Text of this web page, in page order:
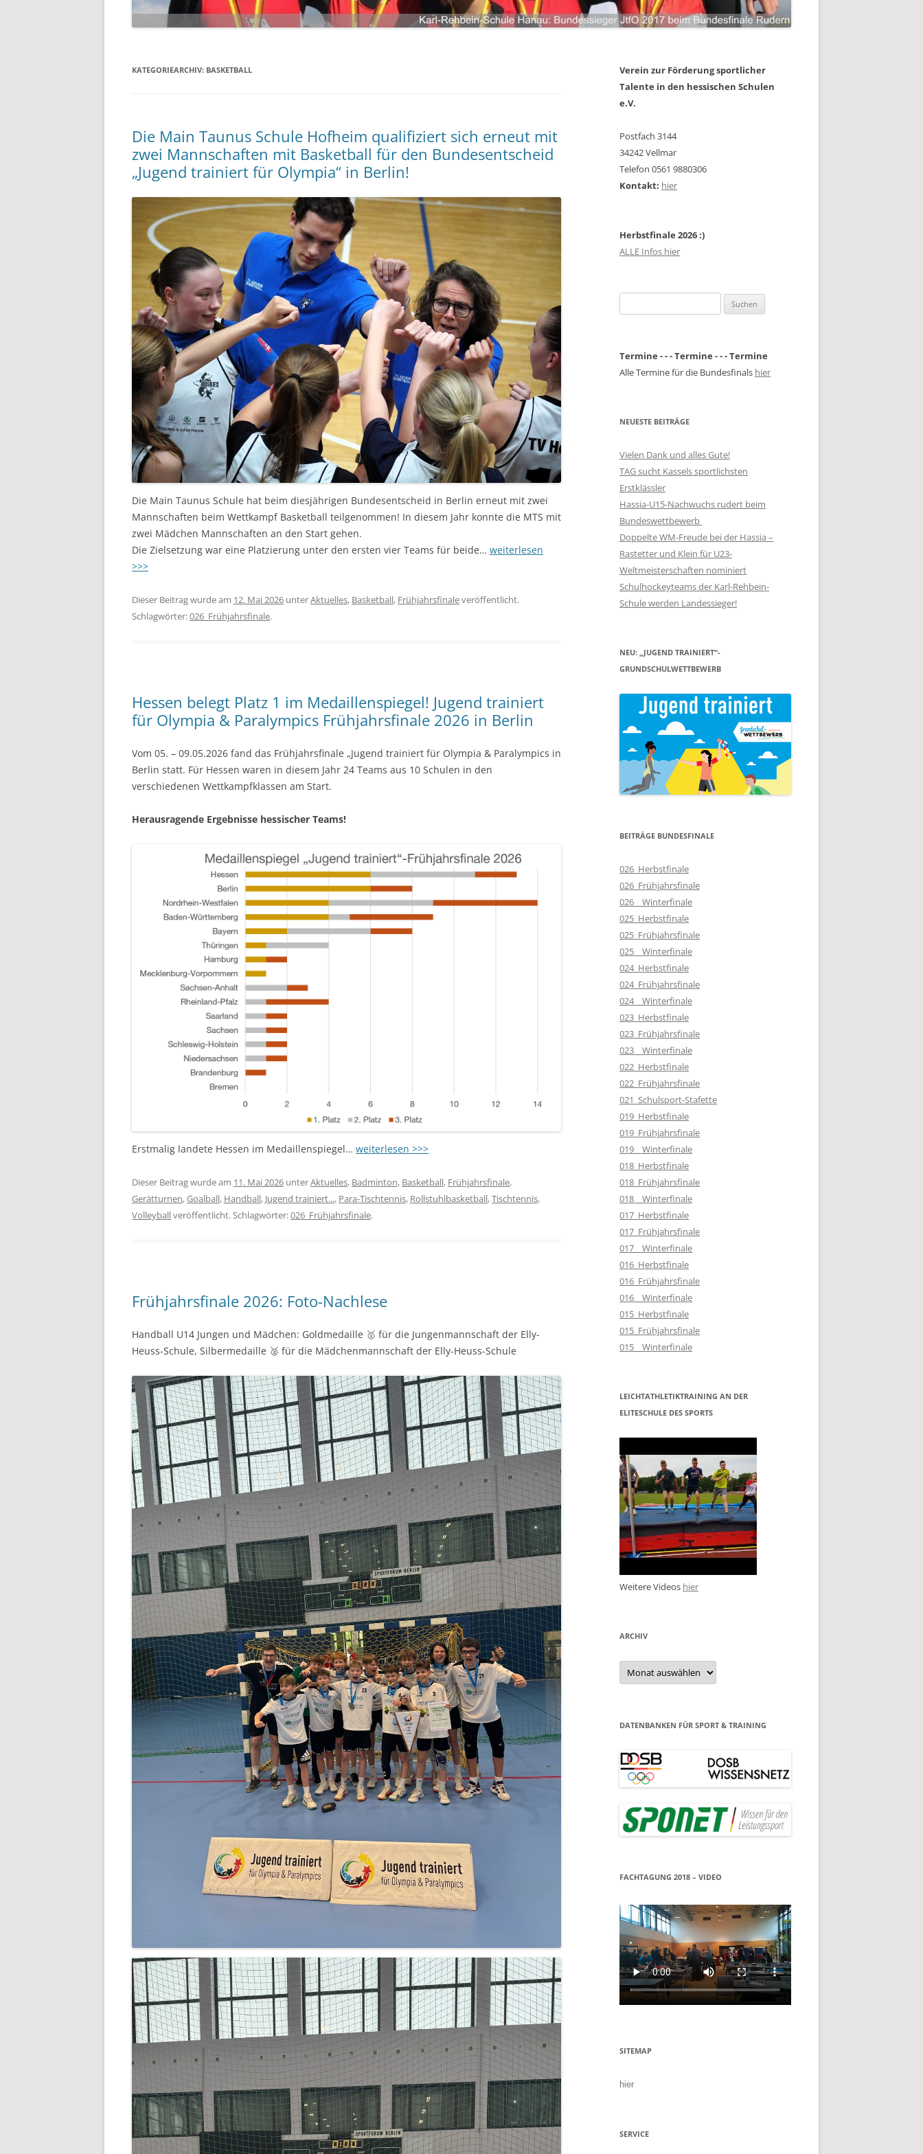
LANDKREIS FULDA
LANDKREIS LIMBURG-WEILBURG
LANDESHAUPTSTADT WIESBADEN
ODENWALDKREIS
LANDKREIS BERGSTRASSE
ANMELDEN
KATEGORIEARCHIV: BASKETBALL
Die Main Taunus Schule Hofheim qualifiziert sich erneut mit
zwei Mannschaften mit Basketball für den Bundesentscheid
„Jugend trainiert für Olympia“ in Berlin!
Die Main Taunus Schule hat beim diesjährigen Bundesentscheid in Berlin erneut mit zwei
Mannschaften beim Wettkampf Basketball teilgenommen! In diesem Jahr konnte die MTS mit
zwei Mädchen Mannschaften an den Start gehen.
Die Zielsetzung war eine Platzierung unter den ersten vier Teams für beide… weiterlesen
>>>
Dieser Beitrag wurde am 12. Mai 2026 unterAktuelles, Basketball, Frühjahrsfinaleveröffentlicht.
Schlagwörter:026_Frühjahrsfinale.
Hessen belegt Platz 1 im Medaillenspiegel! Jugend trainiert
für Olympia & Paralympics Frühjahrsfinale 2026 in Berlin
Vom 05. – 09.05.2026 fand das Frühjahrsfinale „Jugend trainiert für Olympia & Paralympics in
Berlin statt. Für Hessen waren in diesem Jahr 24 Teams aus 10 Schulen in den
verschiedenen Wettkampfklassen am Start.
Herausragende Ergebnisse hessischer Teams!
Erstmalig landete Hessen im Medaillenspiegel… weiterlesen >>>
Dieser Beitrag wurde am 11. Mai 2026 unterAktuelles, Badminton, Basketball, Frühjahrsfinale,
Gerätturnen,Goalball, Handball, Jugend trainiert..., Para-Tischtennis, Rollstuhlbasketball,Tischtennis,
Volleyballveröffentlicht. Schlagwörter:026_Frühjahrsfinale.
Frühjahrsfinale 2026: Foto-Nachlese
Handball U14 Jungen und Mädchen: Goldmedaille 🥇 für die Jungenmannschaft der Elly-
Heuss-Schule, Silbermedaille 🥈 für die Mädchenmannschaft der Elly-Heuss-Schule
Verein zur Förderung sportlicher
Talente in den hessischen Schulen
e.V.
Postfach 3144
34242 Vellmar
Telefon 0561 9880306
Kontakt: hier
Herbstfinale 2026 :)
ALLE Infos hier
nach:
Termine - - - Termine - - - Termine
Alle Termine für die Bundesfinals hier
NEUESTE BEITRÄGE
Vielen Dank und alles Gute!
TAG sucht Kassels sportlichsten
Erstklässler
Hassia-U15-Nachwuchs rudert beim
Bundeswettbewerb
Doppelte WM-Freude bei der Hassia –
Rastetter und Klein für U23-
Weltmeisterschaften nominiert
Schulhockeyteams der Karl-Rehbein-
Schule werden Landessieger!
NEU: „JUGEND TRAINIERT“-
GRUNDSCHULWETTBEWERB
BEITRÄGE BUNDESFINALE
026_Herbstfinale
026_Frühjahrsfinale
026__Winterfinale
025_Herbstfinale
025_Frühjahrsfinale
025__Winterfinale
024_Herbstfinale
024_Frühjahrsfinale
024__Winterfinale
023_Herbstfinale
023_Frühjahrsfinale
023__Winterfinale
022_Herbstfinale
022_Frühjahrsfinale
021_Schulsport-Stafette
019_Herbstfinale
019_Frühjahrsfinale
019__Winterfinale
018_Herbstfinale
018_Frühjahrsfinale
018__Winterfinale
017_Herbstfinale
017_Frühjahrsfinale
017__Winterfinale
016_Herbstfinale
016_Frühjahrsfinale
016__Winterfinale
015_Herbstfinale
015_Frühjahrsfinale
015__Winterfinale
LEICHTATHLETIKTRAINING AN DER
ELITESCHULE DES SPORTS
Weitere Videos hier
ARCHIV
Archiv
DATENBANKEN FÜR SPORT & TRAINING
FACHTAGUNG 2018 – VIDEO
SITEMAP
hier
SERVICE